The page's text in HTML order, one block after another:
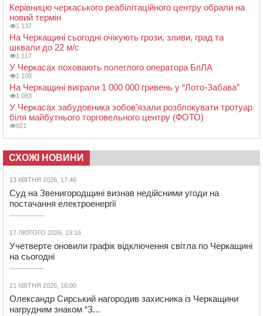
Керівницю черкаського реабілітаційного центру обрали на
новий термін
1 137
На Черкащині сьогодні очікують грози, зливи, град та
шквали до 22 м/с
1 117
У Черкасах поховають полеглого оператора БпЛА
1 108
На Черкащині виграли 1 000 000 гривень у “Лото-Забава”
1 083
У Черкасах забудовника зобов’язали розблокувати тротуар
біля майбутнього торговельного центру (ФОТО)
921
СХОЖІ НОВИНИ
13 КВІТНЯ 2026, 17:46
Суд на Звенигородщині визнав недійсними угоди на
постачання електроенергії
17 ЛЮТОГО 2026, 19:16
Учетверте оновили графік відключення світла по Черкащині
на сьогодні
21 КВІТНЯ 2026, 16:00
Олександр Сирський нагородив захисника із Черкащини
нагрудним знаком “З...